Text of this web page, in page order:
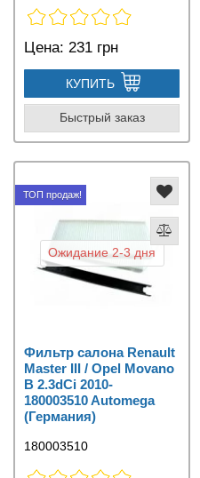
Цена: 231 грн
КУПИТЬ
Быстрый заказ
ТОП продаж!
Ожидание 2-3 дня
Фильтр салона Renault
Master III / Opel Movano
B 2.3dCi 2010-
180003510 Automega
(Германия)
180003510